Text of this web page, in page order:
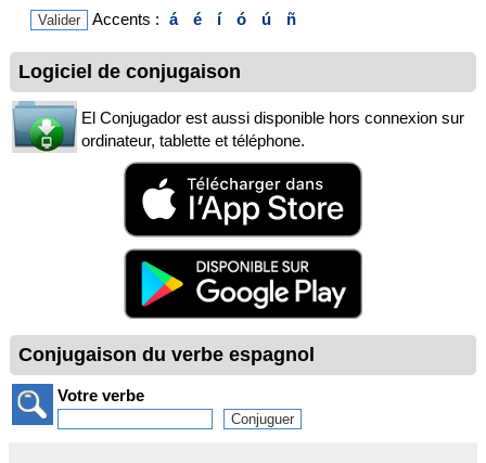
Accents : á é í ó ú ñ
Logiciel de conjugaison
El Conjugador est aussi disponible hors connexion sur
ordinateur, tablette et téléphone.
Conjugaison du verbe espagnol
Votre verbe